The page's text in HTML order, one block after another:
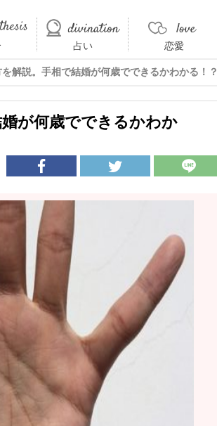
占い 恋愛
解説。手相で結婚が何歳でできるかわかる！？
が何歳でできるかわか